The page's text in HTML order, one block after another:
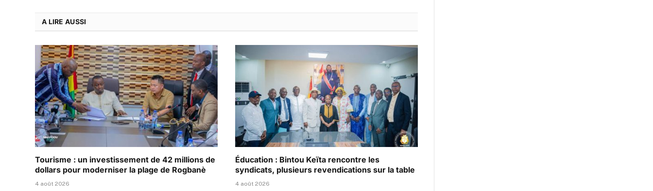
A LIRE AUSSI
Tourisme : un investissement de 42 millions de
dollars pour moderniser la plage de Rogbanè
4 août 2026
Éducation : Bintou Keïta rencontre les
syndicats, plusieurs revendications sur la table
4 août 2026